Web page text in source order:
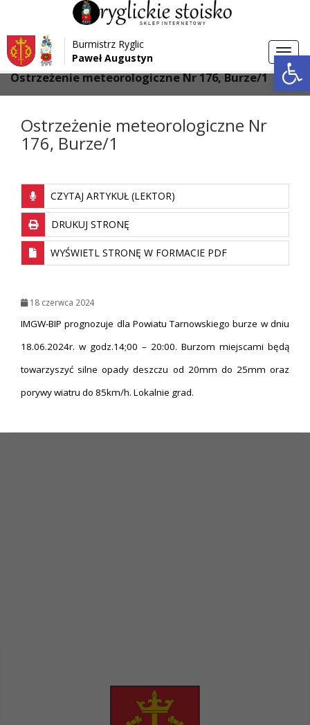
Przejdź do menu
Przejdź do głównej treści strony
Przejdź do stopki strony
Burmistrz Ryglic
Paweł Augustyn
Strona główna > Aktualności
Ostrzeżenie meteorologiczne Nr 176, Burze/1
Ostrzeżenie meteorologiczne Nr
176, Burze/1
CZYTAJ ARTYKUŁ (LEKTOR)
DRUKUJ STRONĘ
WYŚWIETL STRONĘ W FORMACIE PDF
18 czerwca 2024
IMGW-BIP prognozuje dla Powiatu Tarnowskiego burze w dniu
18.06.2024r. w godz.14;00 – 20:00. Burzom miejscami będą
towarzyszyć silne opady deszczu od 20mm do 25mm oraz
porywy wiatru do 85km/h. Lokalnie grad.